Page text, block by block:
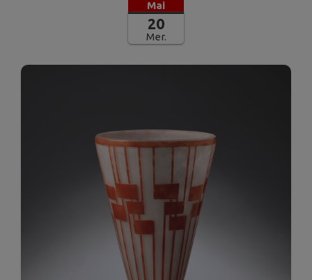
Mai
20
Mer.